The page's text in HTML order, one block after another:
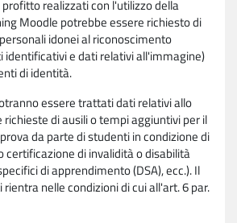
realizzati con l'utilizzo della
Moodle potrebbe essere richiesto di
idonei al riconoscimento
identificativi e dati relativi all'immagine)
di identità.
essere trattati dati relativi allo
di ausili o tempi aggiuntivi per il
da parte di studenti in condizione di
certificazione di invalidità o disabilità
di apprendimento (DSA), ecc.). Il
nelle condizioni di cui all'art. 6 par.